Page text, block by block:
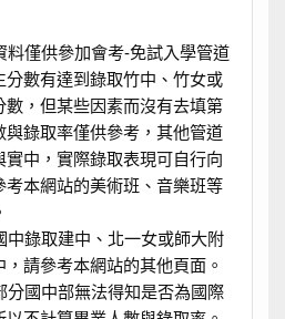
料僅供參加會考-免試入學管道
分數有達到錄取竹中、竹女或
數，但某些因素而沒有去填第
與錄取率僅供參考，其他管道
實中，實際錄取表現可自行向
考本網站的美術班、音樂班等
中錄取建中、北一女或師大附
，請參考本網站的其他頁面。
分國中部無法得知是否為國際